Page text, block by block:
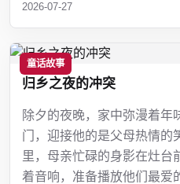
2026-07-27
童话故事
归乡之夜的冲突
除夕的夜晚，家中弥漫着年
门，迎接他的是父母热情的
里，母亲忙碌的身影在灶台
着音响，准备播放他们最爱